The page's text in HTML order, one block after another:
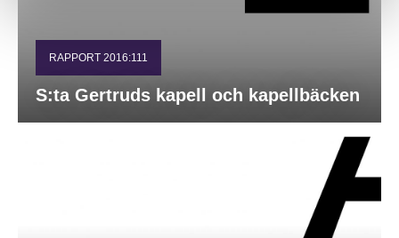
RAPPORT 2016:111
S:ta Gertruds kapell och kapellbäcken